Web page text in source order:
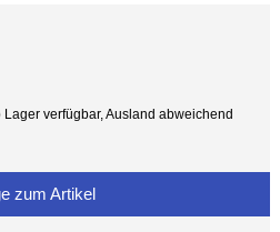
verfügbar, Ausland abweichend
zum Artikel